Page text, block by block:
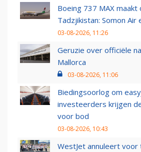
Boeing 737 MAX maakt
Tadzjikistan: Somon Air
03-08-2026, 11:26
Geruzie over officiële
Mallorca
03-08-2026, 11:06
Biedingsoorlog om
investeerders krijgen
voor bod
03-08-2026, 10:43
WestJet annuleert